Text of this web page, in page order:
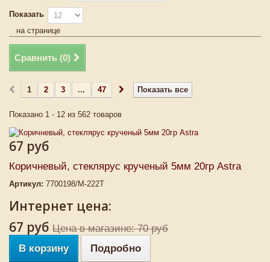
Показать
на странице
Сравнить (0)
Показать все
1 2 3 ... 47
Показано 1 - 12 из 562 товаров
67 руб
Коричневый, стеклярус крученый 5мм 20гр Astra
Артикул: 7700198/М-222Т
Интернет цена:
67 руб Цена в магазине: 70 руб
В корзину
Подробно